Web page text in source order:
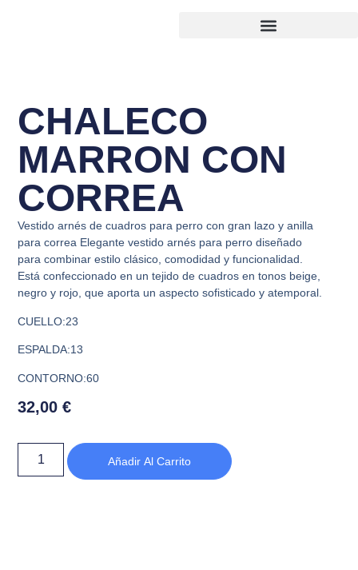
CHALECO
MARRON CON
CORREA
Vestido arnés de cuadros para perro con gran lazo y anilla
para correa Elegante vestido arnés para perro diseñado
para combinar estilo clásico, comodidad y funcionalidad.
Está confeccionado en un tejido de cuadros en tonos beige,
negro y rojo, que aporta un aspecto sofisticado y atemporal.
CUELLO:23
ESPALDA:13
CONTORNO:60
32,00€
Añadir Al Carrito